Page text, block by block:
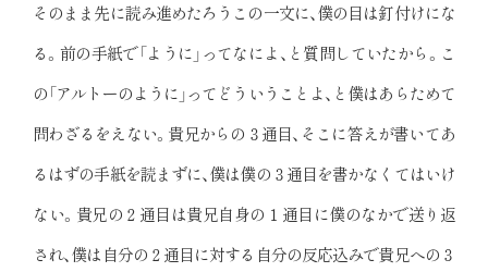
そのまま先に読み進めたろうこの一文に、僕の目は釘付けにな
る。前の手紙で「ように」ってなによ、と質問していたから。こ
の「アルトーのように」ってどういうことよ、と僕はあらためて
問わざるをえない。貴兄からの３通目、そこに答えが書いてあ
るはずの手紙を読まずに、僕は僕の３通目を書かなくてはいけ
ない。貴兄の２通目は貴兄自身の１通目に僕のなかで送り返
され、僕は自分の２通目に対する自分の反応込みで貴兄への３